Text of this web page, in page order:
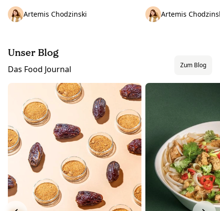
Artemis Chodzinski Artemis
Unser Blog
Das Food Journal Zum Blog